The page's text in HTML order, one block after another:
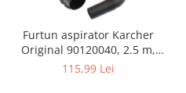
Camere video si sport
Drone si Accesorii
Home Cinema & Audio
Playere, Boxe & Casti
Furtun aspirator Karcher
Original 90120040, 2.5 m,
negru
115,99 Lei